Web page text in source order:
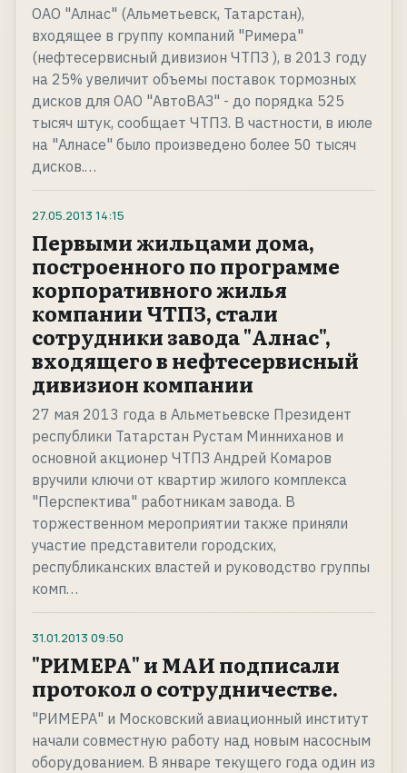
ОАО "Алнас" (Альметьевск, Татарстан),
входящее в группу компаний "Римера"
(нефтесервисный дивизион ЧТПЗ ), в 2013 году
на 25% увеличит объемы поставок тормозных
дисков для ОАО "АвтоВАЗ" - до порядка 525
тысяч штук, сообщает ЧТПЗ. В частности, в июле
на "Алнасе" было произведено более 50 тысяч
дисков.…
27.05.2013 14:15
Первыми жильцами дома,
построенного по программе
корпоративного жилья
компании ЧТПЗ, стали
сотрудники завода "Алнас",
входящего в нефтесервисный
дивизион компании
27 мая 2013 года в Альметьевске Президент
республики Татарстан Рустам Минниханов и
основной акционер ЧТПЗ Андрей Комаров
вручили ключи от квартир жилого комплекса
"Перспектива" работникам завода. В
торжественном мероприятии также приняли
участие представители городских,
республиканских властей и руководство группы
комп…
31.01.2013 09:50
"РИМЕРА" и МАИ подписали
протокол о сотрудничестве.
"РИМЕРА" и Московский авиационный институт
начали совместную работу над новым насосным
оборудованием. В январе текущего года один из